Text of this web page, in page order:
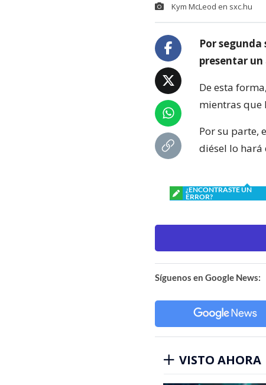
Kym McLeod en sxc.hu
Por
presentar
De esta
mientras que
Por su parte,
diésel lo hará
¿ENCONTRASTE UN
ERROR?
Síguenos en Google News:
VISTO AHORA